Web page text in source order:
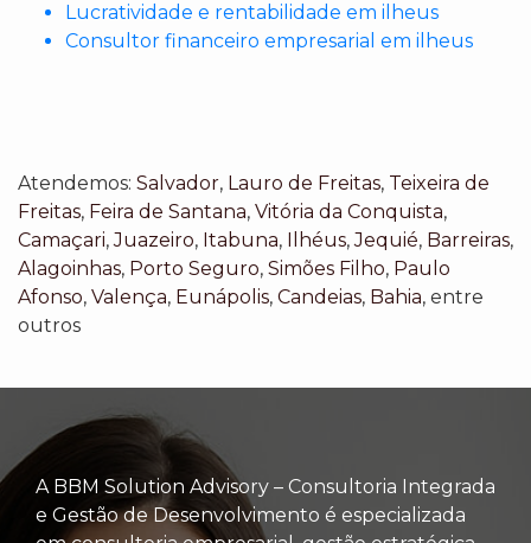
Lucratividade e rentabilidade em ilheus
Consultor financeiro empresarial em ilheus
Atendemos: Salvador, Lauro de Freitas, Teixeira de
Freitas, Feira de Santana, Vitória da Conquista,
Camaçari,Juazeiro, Itabuna, Ilhéus,Jequié, Barreiras,
Alagoinhas, Porto Seguro, Simões Filho, Paulo
Afonso, Valença, Eunápolis, Candeias, Bahia, entre
outros
A BBM Solution Advisory – Consultoria Integrada
e Gestão de Desenvolvimento é especializada